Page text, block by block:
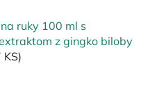
ruky 100 ml s
z gingko biloby
KS)